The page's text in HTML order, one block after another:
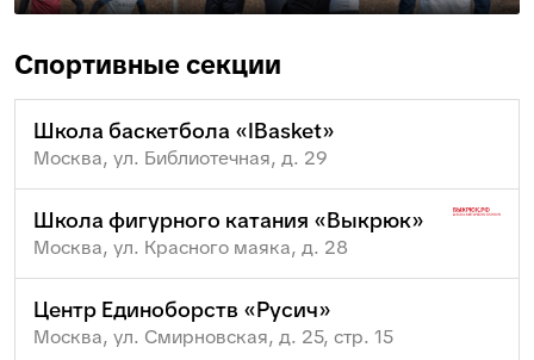
Спортивные секции
Школа баскетбола «IBasket»
Москва, ул. Библиотечная, д. 29
Школа фигурного катания «Выкрюк»
Москва, ул. Красного маяка, д. 28
Центр Единоборств «Русич»
Москва, ул. Смирновская, д. 25, стр. 15